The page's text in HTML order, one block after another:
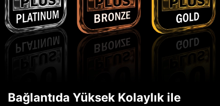
Bağlantıda Yüksek Kolaylık ile